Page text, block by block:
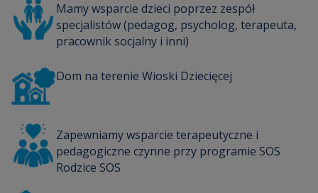
Mamy wsparcie dzieci poprzez zespół
specjalistów (pedagog, psycholog, terapeuta,
pracownik socjalny i inni)
Dom na terenie Wioski Dziecięcej
Zapewniamy wsparcie terapeutyczne i
pedagogiczne czynne przy programie SOS
Rodzice SOS